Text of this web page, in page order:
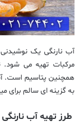
آب نارنگی یک
همچنین پتاسیم است.
به گزینه ای سالم برای
طرز تهیه آب نارنگی